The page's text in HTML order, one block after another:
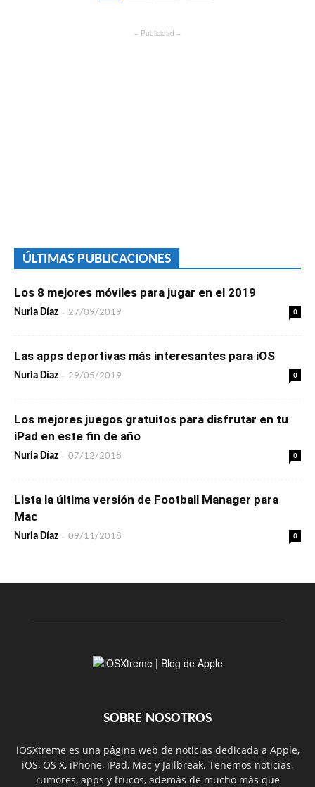
– Publicidad –
ÚLTIMAS PUBLICACIONES
Los 8 mejores móviles para jugar en el 2019
Nuria Díaz - 27/09/2019 0
Las apps deportivas más interesantes para iOS
Nuria Díaz - 29/05/2019 0
Los mejores juegos gratuitos para disfrutar en tu
iPad en este fin de año
Nuria Díaz - 07/12/2018 0
Lista la última versión de Football Manager para
Mac
Nuria Díaz - 09/11/2018 0
SOBRE NOSOTROS
iOSXtreme es una página web de noticias dedicada a Apple,
iOS, OS X, iPhone, iPad, Mac y Jailbreak. Tenemos noticias,
rumores, apps y trucos, además de mucho más que